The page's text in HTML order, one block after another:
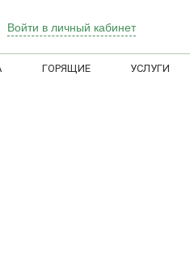
Войти в личный кабинет
ГОРЯЩИЕ УСЛУГИ